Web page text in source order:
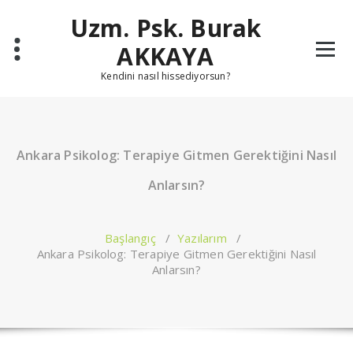
Uzm. Psk. Burak
AKKAYA
Kendini nasıl hissediyorsun?
Ankara Psikolog: Terapiye Gitmen Gerektiğini Nasıl
Anlarsın?
Başlangıç/ Yazılarım /
Ankara Psikolog: Terapiye Gitmen Gerektiğini Nasıl
Anlarsın?